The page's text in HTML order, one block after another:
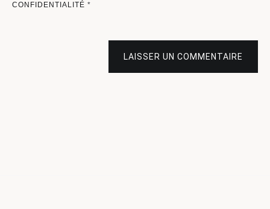
CONFIDENTIALITÉ *
LAISSER UN COMMENTAIRE